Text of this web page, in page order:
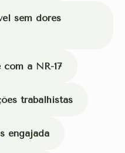
sem dores
a NR-17
trabalhistas
engajada